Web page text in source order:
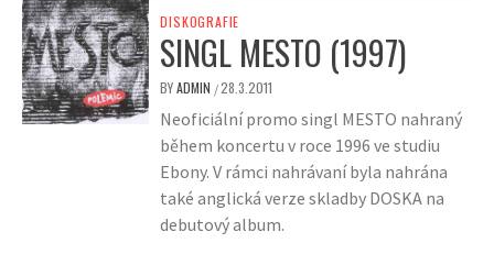
DISKOGRAFIE
SINGL MESTO (1997)
BYADMIN /28.3.2011
Neoficiální promo singl MESTO nahraný
během koncertu v roce 1996 ve studiu
Ebony. V rámci nahrávaní byla nahrána
také anglická verze skladby DOSKA na
debutový album.